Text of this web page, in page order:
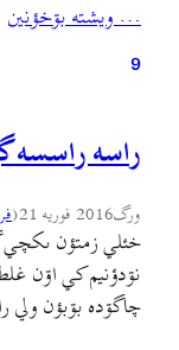
موزیکی برای
که یک شب توی
… ويشته بۊخؤنين
9
راسه راسسه
ورگ2016 فوریه 21 (
خئلي زمتؤن ىکچي
نۊدؤنيم کي اۊن
چاگۊده بۊبؤن ولي